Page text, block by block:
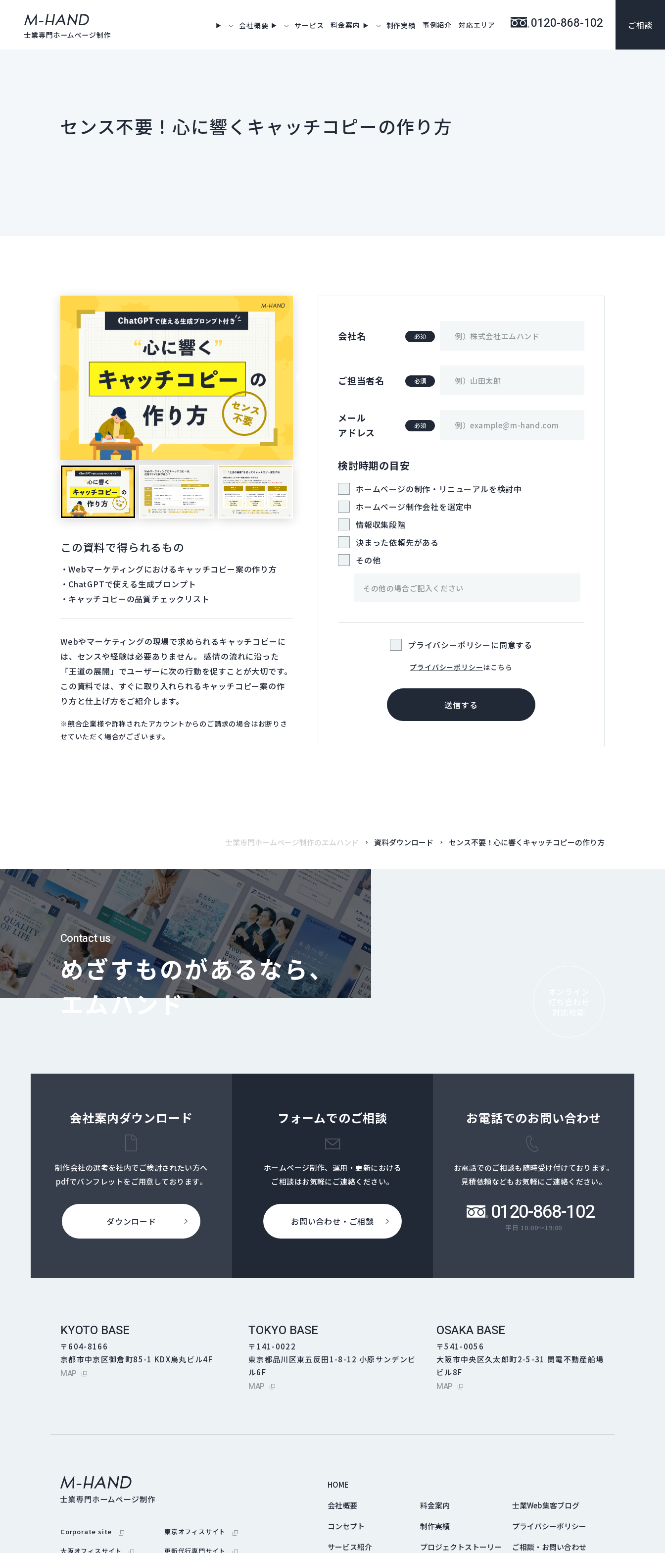
会社概要 サービス 料金案内 制作実績 事例紹介 対応エリア 0120-868-102 ご相談
センス不要！心に響くキャッチコピーの作り方
この資料で得られるもの
Webマーケティングにおけるキャッチコピー案の作り方
ChatGPTで使える生成プロンプト
キャッチコピーの品質チェックリスト
Webやマーケティングの現場で求められるキャッチコピーに
は、センスや経験は必要ありません。 感情の流れに沿った
「王道の展開」でユーザーに次の行動を促すことが大切です。
この資料では、すぐに取り入れられるキャッチコピー案の作
り方と仕上げ方をご紹介します。
※競合企業様や詐称されたアカウントからのご請求の場合はお断りさ
せていただく場合がございます。
会社名 必須
ご担当者名 必須
メール
アドレス
必須
検討時期の目安
検討時期の目安
ホームページの制作・リニューアルを検討中
ホームページ制作会社を選定中
情報収集段階
決まった依頼先がある
その他
プライバシーポリシーに同意する
プライバシーポリシー外部サイトにリンクします
はこちら
送信する
士業専門ホームページ制作のエムハンド 資料ダウンロード センス不要！心に響くキャッチコピーの作り方
Contact us
めざすものがあるなら、
エムハンド
会社案内ダウンロード
制作会社の選考を社内でご検討されたい方へ
pdfでパンフレットをご用意しております。
ダウンロード
フォームでのご相談
ホームページ制作、運用・更新における
ご相談はお気軽にご連絡ください。
お問い合わせ・ご相談
お電話でのお問い合わせ
お電話でのご相談も随時受け付けております。
見積依頼などもお気軽にご連絡ください。
0120-868-102
平日 10:00～19:00
KYOTO BASE
〒604-8166
京都市中京区御倉町85-1 KDX烏丸ビル4F
MAP外部サイトにリンクします
TOKYO BASE
〒141-0022
東京都品川区東五反田1-8-12 小原サンデンビ
ル6F
MAP外部サイトにリンクします
OSAKA BASE
〒541-0056
大阪市中央区久太郎町2-5-31 関電不動産船場
ビル8F
MAP外部サイトにリンクします
HOME
会社概要
コンセプト
サービス紹介
料金案内
制作実績
プロジェクトストーリー
士業Web集客ブログ
プライバシーポリシー
ご相談・お問い合わせ
Corporate site 外部サイトにリンクします東京オフィスサイト 外部サイトにリンクします
大阪オフィスサイト 外部サイトにリンクします
更新代行専門サイト 外部サイトにリンクします